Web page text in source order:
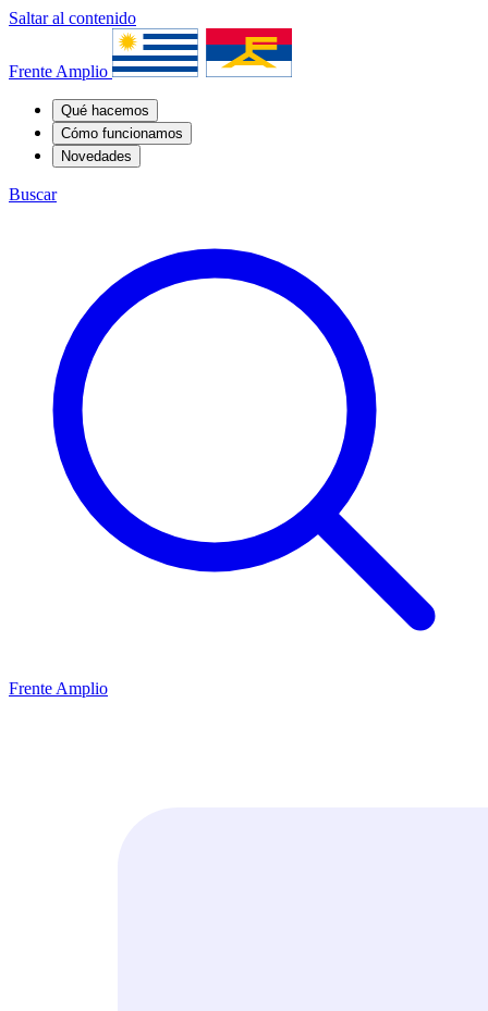
Saltar al contenido
Frente Amplio
Qué hacemos
Cómo funcionamos
Novedades
Buscar
Frente Amplio